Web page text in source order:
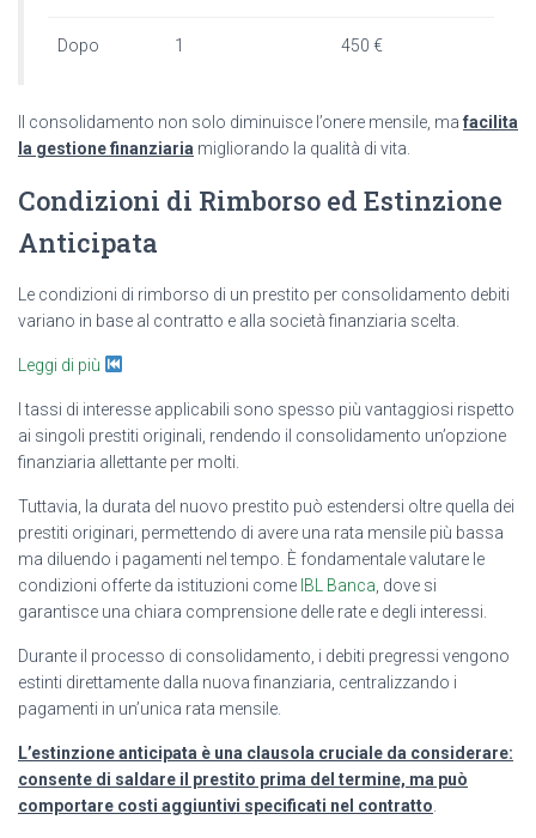
Dopo 1 450 €
Il consolidamento non solo diminuisce l’onere mensile, ma facilita
la gestione finanziaria migliorando la qualità di vita.
Condizioni di Rimborso ed Estinzione
Anticipata
Le condizioni di rimborso di un prestito per consolidamento debiti
variano in base al contratto e alla società finanziaria scelta.
Leggi di più
I tassi di interesse applicabili sono spesso più vantaggiosi rispetto
ai singoli prestiti originali, rendendo il consolidamento un’opzione
finanziaria allettante per molti.
Tuttavia, la durata del nuovo prestito può estendersi oltre quella dei
prestiti originari, permettendo di avere una rata mensile più bassa
ma diluendo i pagamenti nel tempo. È fondamentale valutare le
condizioni offerte da istituzioni come IBL Banca , dove si
garantisce una chiara comprensione delle rate e degli interessi.
Durante il processo di consolidamento, i debiti pregressi vengono
estinti direttamente dalla nuova finanziaria, centralizzando i
pagamenti in un’unica rata mensile.
L’estinzione anticipata è una clausola cruciale da considerare:
consente di saldare il prestito prima del termine, ma può
comportare costi aggiuntivi specificati nel contratto